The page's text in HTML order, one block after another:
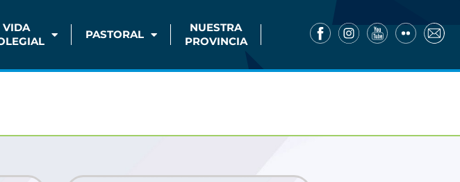
VIDA
PASTORAL
NUESTRA
PROVINCIA